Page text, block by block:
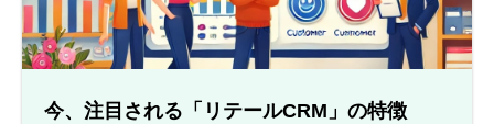
今、注目される「リテールCRM」の特徴